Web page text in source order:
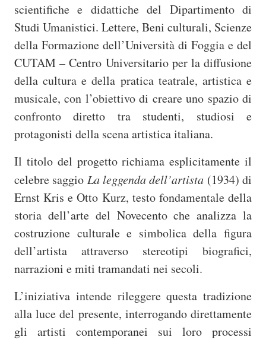
scientifiche e didattiche del Dipartimento di
Studi Umanistici. Lettere, Beni culturali, Scienze
della Formazione dell’Università di Foggia e del
CUTAM – Centro Universitario per la diffusione
della cultura e della pratica teatrale, artistica e
musicale, con l’obiettivo di creare uno spazio di
confronto diretto tra studenti, studiosi e
protagonisti della scena artistica italiana.
Il titolo del progetto richiama esplicitamente il
celebre saggio La leggenda dell’artista (1934) di
Ernst Kris e Otto Kurz, testo fondamentale della
storia dell’arte del Novecento che analizza la
costruzione culturale e simbolica della figura
dell’artista attraverso stereotipi biografici,
narrazioni e miti tramandati nei secoli.
L’iniziativa intende rileggere questa tradizione
alla luce del presente, interrogando direttamente
gli artisti contemporanei sui loro processi